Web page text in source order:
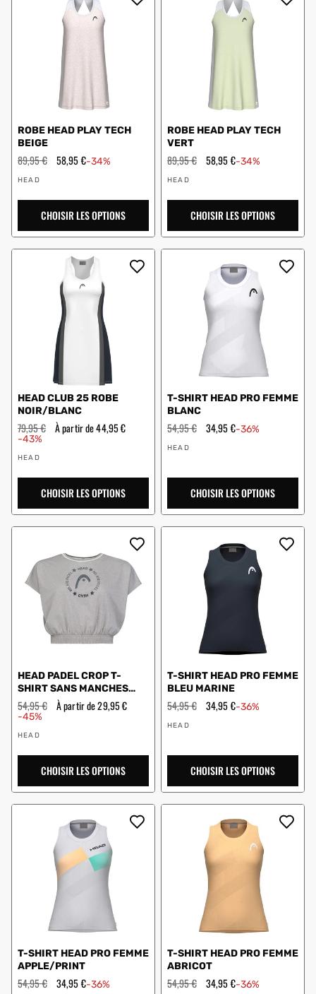
ROBE HEAD PLAY TECH
BEIGE
Prix
régulier
89,95 € Prix
en
58,95 €-34%
Vendeur
HEAD
CHOISIR LES OPTIONS
ROBE HEAD PLAY TECH
VERT
Prix
régulier
89,95 € Prix
en
58,95 €-34%
Vendeur
HEAD
CHOISIR LES OPTIONS
HEAD CLUB 25 ROBE
NOIR/BLANC
Prix
régulier
79,95 € Prix
en
À partir de 44,95 €
-43%
Vendeur
HEAD
CHOISIR LES OPTIONS
T-SHIRT HEAD PRO FEMME
BLANC
Prix
régulier
54,95 € Prix
34,95 €-36%
Vendeur
HEAD
CHOISIR LES OPTIONS
HEAD PADEL CROP T-
SHIRT SANS MANCHES
GRIS FEMMES
Prix
régulier
54,95 € Prix
en
À partir de 29,95 €
-45%
Vendeur
HEAD
CHOISIR LES OPTIONS
T-SHIRT HEAD PRO FEMME
BLEU MARINE
Prix
régulier
54,95 € Prix
34,95 €-36%
Vendeur
HEAD
CHOISIR LES OPTIONS
T-SHIRT HEAD PRO FEMME
APPLE/PRINT
Prix
54,95 € Prix
34,95 €-36%
T-SHIRT HEAD PRO FEMME
ABRICOT
Prix
54,95 € Prix
34,95 €-36%